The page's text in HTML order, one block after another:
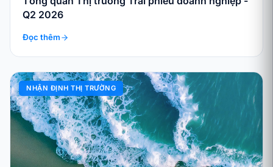
Q2 2026
Đọc thêm
NHẬN ĐỊNH THỊ TRƯỜNG